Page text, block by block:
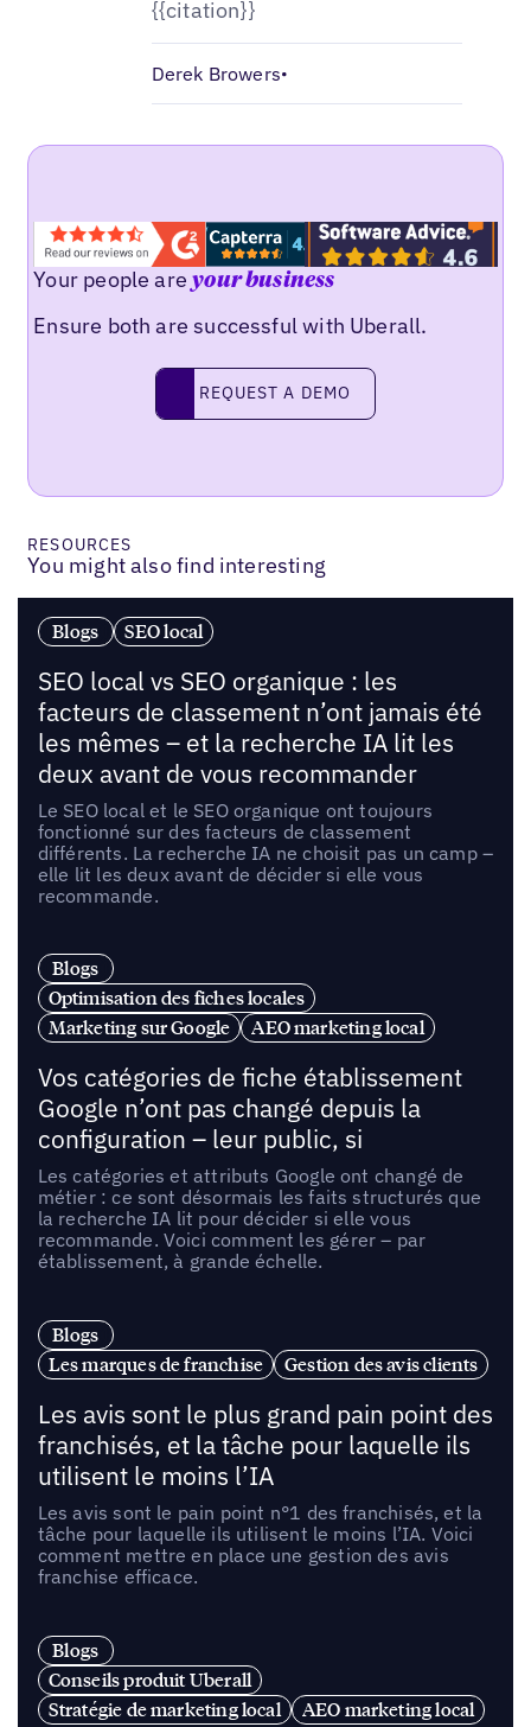
{{citation}}
Derek Browers•
Your people areyour business
Ensure both are successful with Uberall.
Request a demo
REQUEST A DEMO
RESOURCES
You might also find interesting
Blogs SEO local
SEO local vs SEO organique : les
facteurs de classement n’ont jamais été
les mêmes – et la recherche IA lit les
deux avant de vous recommander
Le SEO local et le SEO organique ont toujours
fonctionné sur des facteurs de classement
différents. La recherche IA ne choisit pas un camp –
elle lit les deux avant de décider si elle vous
recommande.
Blogs
Optimisation des fiches locales
Marketing sur Google
AEO marketing local
Vos catégories de fiche établissement
Google n’ont pas changé depuis la
configuration – leur public, si
Les catégories et attributs Google ont changé de
métier : ce sont désormais les faits structurés que
la recherche IA lit pour décider si elle vous
recommande. Voici comment les gérer – par
établissement, à grande échelle.
Blogs
Les marques de franchise
Gestion des avis clients
Les avis sont le plus grand pain point des
franchisés, et la tâche pour laquelle ils
utilisent le moins l’IA
Les avis sont le pain point n°1 des franchisés, et la
tâche pour laquelle ils utilisent le moins l’IA. Voici
comment mettre en place une gestion des avis
franchise efficace.
Blogs
Conseils produit Uberall
Stratégie de marketing local
AEO marketing local